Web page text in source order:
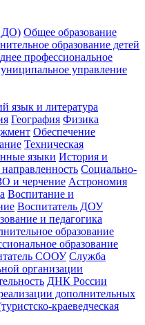
ДО) Общее образование
образование детей
профессиональное
управление
язык и литература
География Физика
Обеспечение
Техническая
языки История и
Социально-
и черчение Астрономия
Воспитание и
Воспитатель ДОУ
и педагогика
образование
образование
СООУ Служба
организации
ДНК России
дополнительных
краеведческая